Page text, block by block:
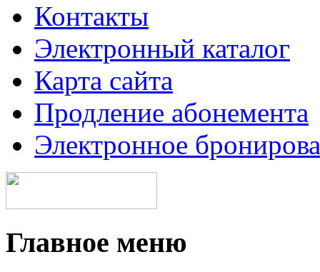
Контакты
Электронный каталог
Карта сайта
Продление абонемента
Электронное
Главное меню